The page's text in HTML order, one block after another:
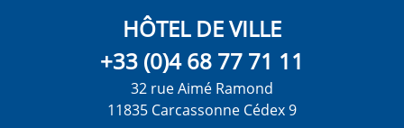
HÔTEL DE VILLE
+33 (0)4 68 77 71 11
32 rue Aimé Ramond
11835 Carcassonne Cédex 9